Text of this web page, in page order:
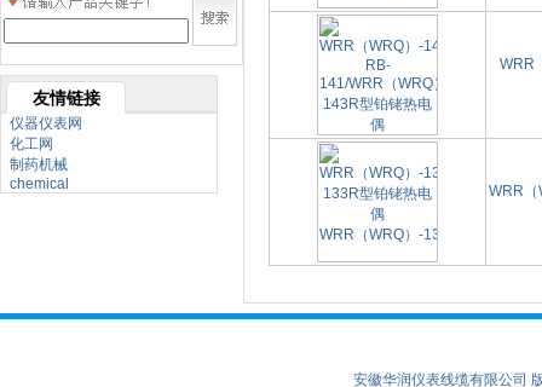
友情链接
仪器仪表网
化工网
制药机械
chemical
WRR
WRR（
安徽华润仪表线缆有限公司